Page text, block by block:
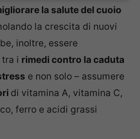
la salute del cuoio
la crescita di nuovi
inoltre, essere
i rimedi contro la caduta
e non solo – assumere
di vitamina A, vitamina C,
ferro e acidi grassi